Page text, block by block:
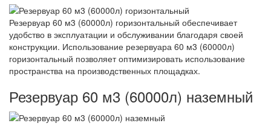
Резервуар 60 м3 (60000л) горизонтальный обеспечивает
удобство в эксплуатации и обслуживании благодаря своей
конструкции. Использование резервуара 60 м3 (60000л)
горизонтальный позволяет оптимизировать использование
пространства на производственных площадках.
Резервуар 60 м3 (60000л) наземный